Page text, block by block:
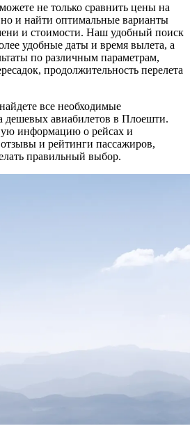
не только сравнить цены на
и найти оптимальные варианты
и стоимости. Наш удобный поиск
удобные даты и время вылета, а
по различным параметрам,
продолжительность перелета
все необходимые
дешевых авиабилетов в Плоешти.
информацию о рейсах и
и рейтинги пассажиров,
правильный выбор.